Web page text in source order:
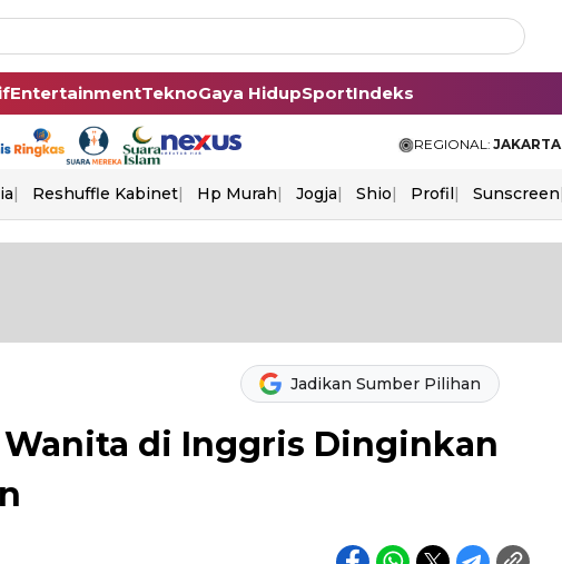
EntertainmentTeknoGaya HidupSportIndeks
REGIONAL: JAKARTA
Reshuffle Kabinet Hp Murah Jogja Shio Profil Sunscreen
Jadikan Sumber Pilihan
Wanita di Inggris Dinginkan